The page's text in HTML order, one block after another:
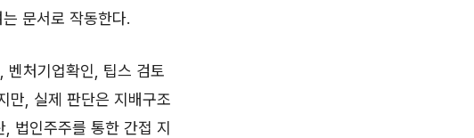
문서로 작동한다.
벤처기업확인, 팁스 검토
만, 실제 판단은 지배구조
법인주주를 통한 간접 지